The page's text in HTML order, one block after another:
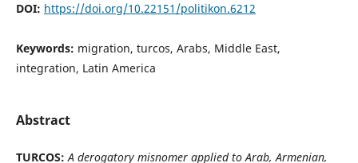
DOI: https://doi.org/10.22151/politikon.6212
Keywords: migration, turcos, Arabs, Middle East,
integration, Latin America
Abstract
TURCOS:A derogatory misnomer applied to Arab, Armenian,